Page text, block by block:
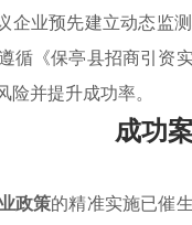
企业预先建立动态监
循《保亭县招商引资
并提升成功率。
成功
政策的精准实施已催